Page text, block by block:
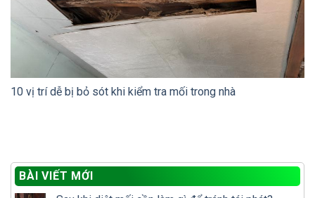
10 vị trí dễ bị bỏ sót khi kiểm tra mối trong nhà
BÀI VIẾT MỚI